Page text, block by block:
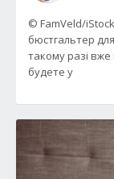
© FamVeld/
бюстгальтер
такому разі
будете у